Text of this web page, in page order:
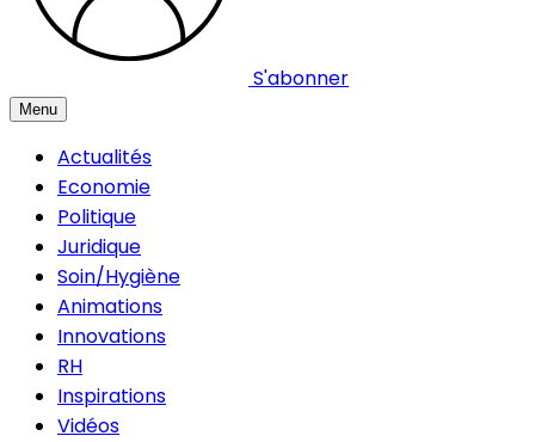
S'abonner
Menu
Actualités
Economie
Politique
Juridique
Soin/Hygiène
Animations
Innovations
RH
Inspirations
Vidéos